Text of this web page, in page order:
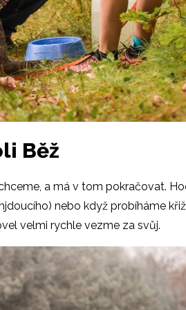
Běž
a má v tom pokračovat.
nebo když probíháme
velmi rychle vezme za svůj.